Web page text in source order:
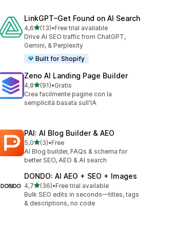
LinkGPT–Get Found on AI Search
4,6stelle su 5
(13)
13 recensioni totali
•Free trial available
Drive AI SEO traffic from ChatGPT,
Gemini, & Perplexity
Built for Shopify
Zeno AI Landing Page Builder
4,8stelle su 5
(91)
91 recensioni totali
•Gratis
Crea facilmente pagine con la
semplicità basata sull'IA
PAI: AI Blog Builder & AEO
5,0stelle su 5
(3)
3 recensioni totali
•Free
AI Blog builder, FAQs & schema for
better SEO, AEO & AI search
DONDO: AI AEO + SEO + Images
4,7stelle su 5
(36)
36 recensioni totali
•Free trial available
Bulk SEO edits in seconds—titles, tags
& descriptions, no code